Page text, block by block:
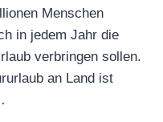
Menschen
in jedem Jahr die
verbringen sollen.
an Land ist